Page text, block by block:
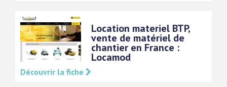
Location materiel BTP,
vente de matériel de
chantier en France :
Locamod
Découvrir la fiche